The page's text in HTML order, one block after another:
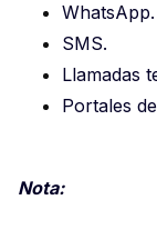
WhatsApp.
SMS.
Llamadas
Portales
Nota: